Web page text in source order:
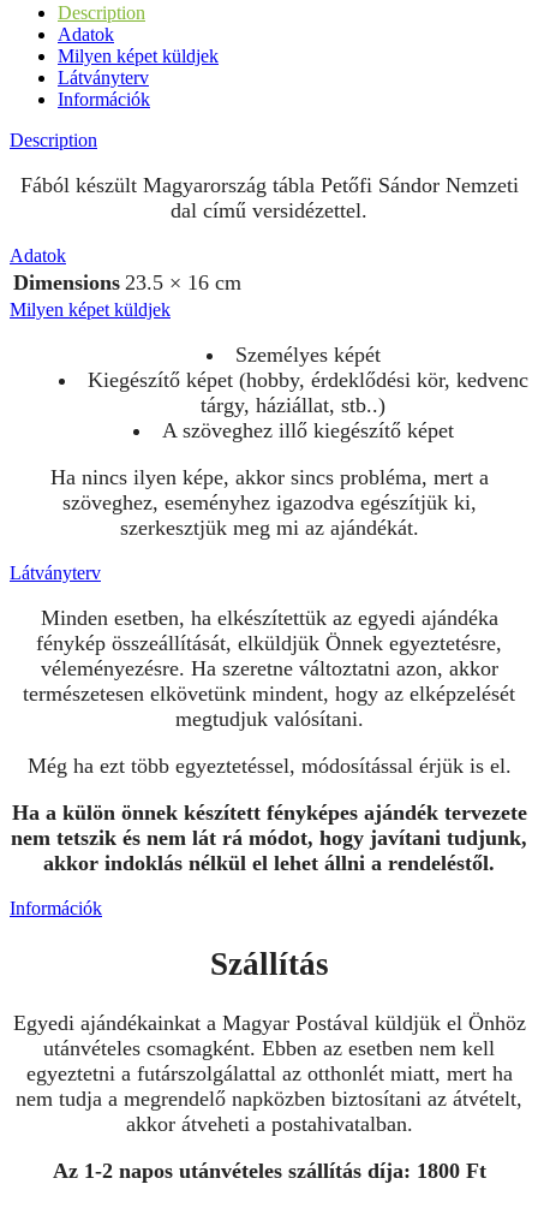
Description
Adatok
Milyen képet küldjek
Látványterv
Információk
Description
Fából készült Magyarország tábla Petőfi Sándor Nemzeti
dal című versidézettel.
Adatok
Dimensions 23.5 × 16 cm
Milyen képet küldjek
Személyes képét
Kiegészítő képet (hobby, érdeklődési kör, kedvenc
tárgy, háziállat, stb..)
A szöveghez illő kiegészítő képet
Ha nincs ilyen képe, akkor sincs probléma, mert a
szöveghez, eseményhez igazodva egészítjük ki,
szerkesztjük meg mi az ajándékát.
Látványterv
Minden esetben, ha elkészítettük az egyedi ajándéka
fénykép összeállítását, elküldjük Önnek egyeztetésre,
véleményezésre. Ha szeretne változtatni azon, akkor
természetesen elkövetünk mindent, hogy az elképzelését
megtudjuk valósítani.
Még ha ezt több egyeztetéssel, módosítással érjük is el.
Ha a külön önnek készített fényképes ajándék tervezete
nem tetszik és nem lát rá módot, hogy javítani tudjunk,
akkor indoklás nélkül el lehet állni a rendeléstől.
Információk
Szállítás
Egyedi ajándékainkat a Magyar Postával küldjük el Önhöz
utánvételes csomagként. Ebben az esetben nem kell
egyeztetni a futárszolgálattal az otthonlét miatt, mert ha
nem tudja a megrendelő napközben biztosítani az átvételt,
akkor átveheti a postahivatalban.
Az 1-2 napos utánvételes szállítás díja: 1800 Ft